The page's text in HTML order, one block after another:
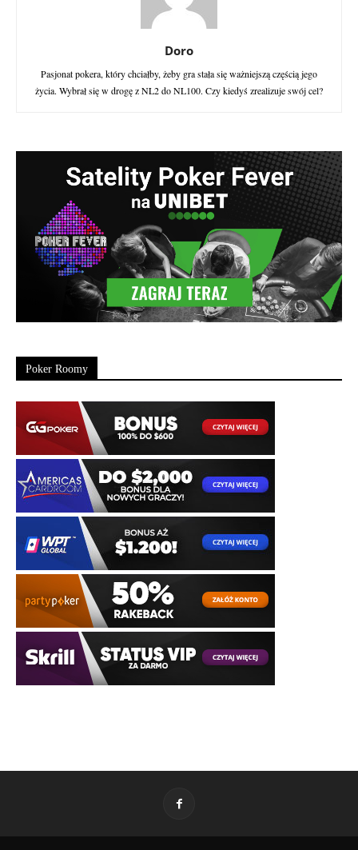
Doro
Pasjonat pokera, który chciałby, żeby gra stała się ważniejszą częścią jego
życia. Wybrał się w drogę z NL2 do NL100. Czy kiedyś zrealizuje swój cel?
Poker Roomy